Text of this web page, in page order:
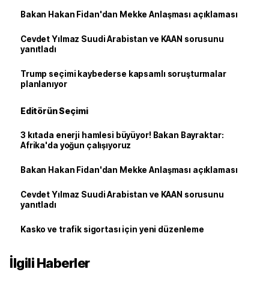
Bakan Hakan Fidan'dan Mekke Anlaşması açıklaması
Cevdet Yılmaz Suudi Arabistan ve KAAN sorusunu
yanıtladı
Trump seçimi kaybederse kapsamlı soruşturmalar
planlanıyor
Editörün Seçimi
3 kıtada enerji hamlesi büyüyor! Bakan Bayraktar:
Afrika'da yoğun çalışıyoruz
Bakan Hakan Fidan'dan Mekke Anlaşması açıklaması
Cevdet Yılmaz Suudi Arabistan ve KAAN sorusunu
yanıtladı
Kasko ve trafik sigortası için yeni düzenleme
İlgili Haberler